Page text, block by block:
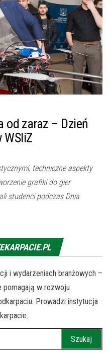
od zaraz – Dzień
techniczne aspekty
grafiki do gier
studenci podczas Dnia
i wydarzeniach branżowych –
pomagają w rozwoju
Prowadzi instytucja